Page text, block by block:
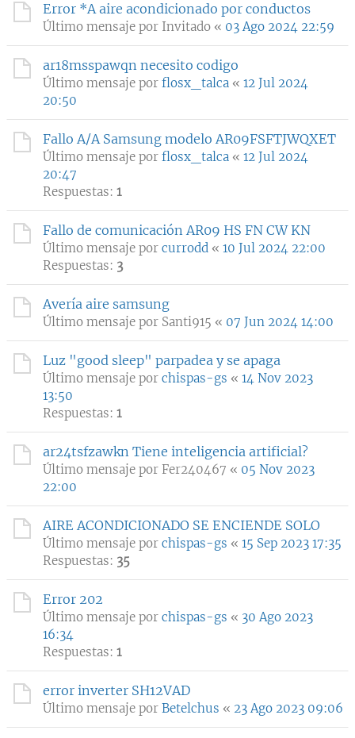
Error *A aire acondicionado por conductos
Último mensaje por Invitado « 03 Ago 2024 22:59
ar18msspawqn necesito codigo
Último mensaje por flosx_talca « 12 Jul 2024
20:50
Fallo A/A Samsung modelo AR09FSFTJWQXET
Último mensaje por flosx_talca « 12 Jul 2024
20:47
Respuestas: 1
Fallo de comunicación AR09 HS FN CW KN
Último mensaje por currodd « 10 Jul 2024 22:00
Respuestas: 3
Avería aire samsung
Último mensaje por Santi915 « 07 Jun 2024 14:00
Luz "good sleep" parpadea y se apaga
Último mensaje por chispas-gs « 14 Nov 2023
13:50
Respuestas: 1
ar24tsfzawkn Tiene inteligencia artificial?
Último mensaje por Fer240467 « 05 Nov 2023
22:00
AIRE ACONDICIONADO SE ENCIENDE SOLO
Último mensaje por chispas-gs « 15 Sep 2023 17:35
Respuestas: 35
Error 202
Último mensaje por chispas-gs « 30 Ago 2023
16:34
Respuestas: 1
error inverter SH12VAD
Último mensaje por Betelchus « 23 Ago 2023 09:06